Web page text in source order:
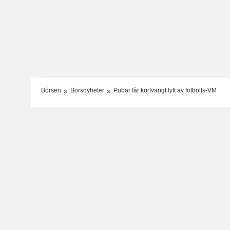
Börsen Börsnyheter Pubar får kortvarigt lyft av fotbolls-VM